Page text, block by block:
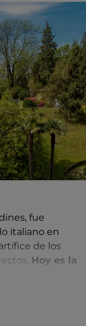
fue
italiano en
de los
Hoy es la